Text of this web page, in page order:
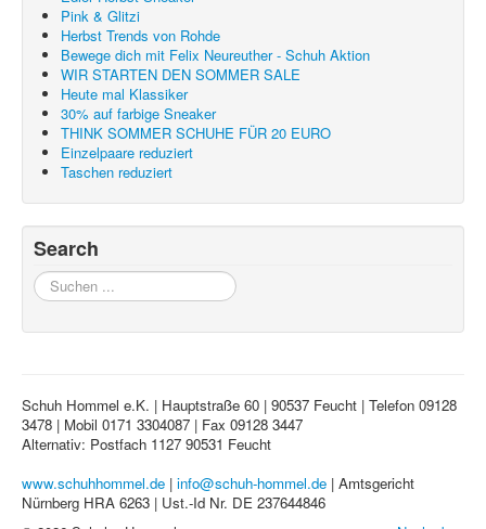
Pink & Glitzi
Herbst Trends von Rohde
Bewege dich mit Felix Neureuther - Schuh Aktion
WIR STARTEN DEN SOMMER SALE
Heute mal Klassiker
30% auf farbige Sneaker
THINK SOMMER SCHUHE FÜR 20 EURO
Einzelpaare reduziert
Taschen reduziert
Search
Suchen
...
Schuh Hommel e.K. | Hauptstraße 60 | 90537 Feucht | Telefon 09128
3478 | Mobil 0171 3304087 | Fax 09128 3447
Alternativ: Postfach 1127 90531 Feucht
www.schuhhommel.de | info@schuh-hommel.de | Amtsgericht
Nürnberg HRA 6263 | Ust.-Id Nr. DE 237644846